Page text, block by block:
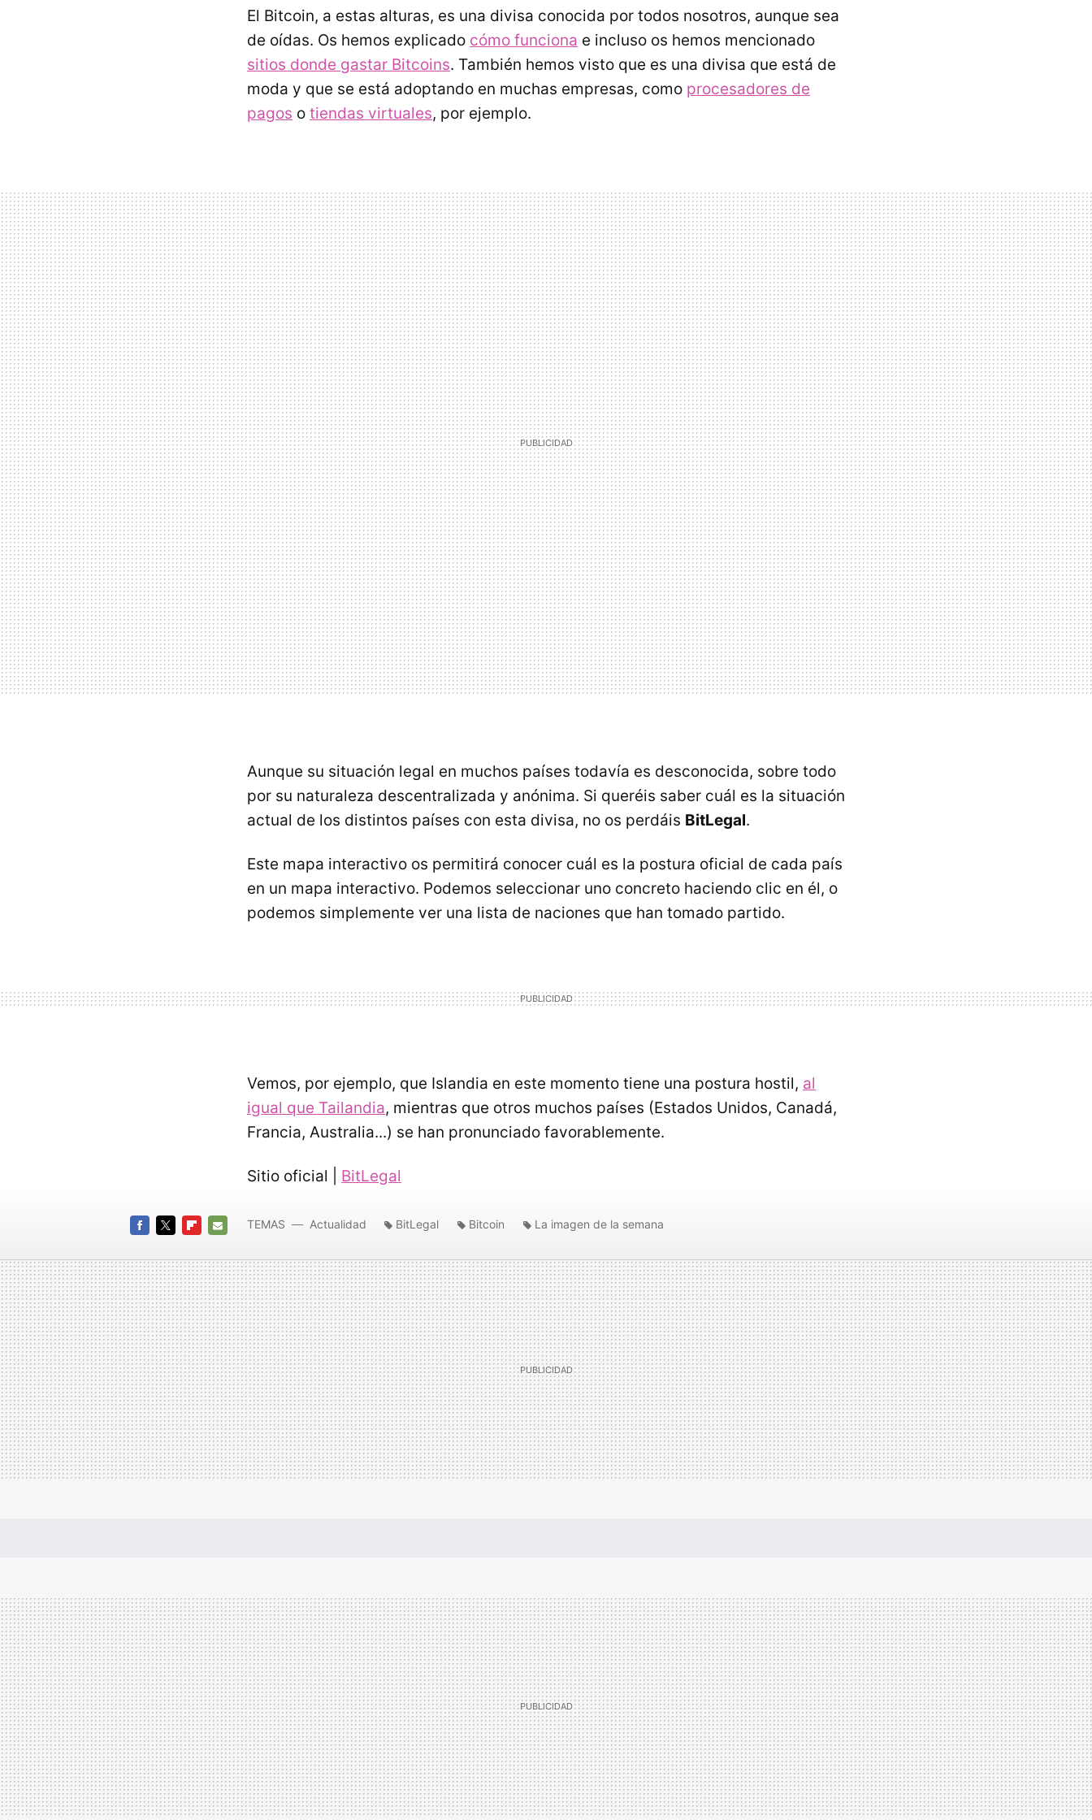
El Bitcoin, a estas alturas, es una divisa conocida por todos nosotros, aunque sea
de oídas. Os hemos explicado cómo funciona e incluso os hemos mencionado
sitios donde gastar Bitcoins. También hemos visto que es una divisa que está de
moda y que se está adoptando en muchas empresas, como procesadores de
pagos o tiendas virtuales, por ejemplo.
Aunque su situación legal en muchos países todavía es desconocida, sobre todo
por su naturaleza descentralizada y anónima. Si queréis saber cuál es la situación
actual de los distintos países con esta divisa, no os perdáis BitLegal.
Este mapa interactivo os permitirá conocer cuál es la postura oficial de cada país
en un mapa interactivo. Podemos seleccionar uno concreto haciendo clic en él, o
podemos simplemente ver una lista de naciones que han tomado partido.
Vemos, por ejemplo, que Islandia en este momento tiene una postura hostil, al
igual que Tailandia, mientras que otros muchos países (Estados Unidos, Canadá,
Francia, Australia...) se han pronunciado favorablemente.
Sitio oficial | BitLegal
MAIL
TEMAS Actualidad BitLegal Bitcoin La imagen de la semana